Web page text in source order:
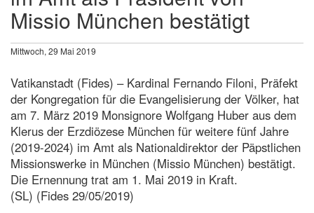
Missio München bestätigt
Mittwoch, 29 Mai 2019
Vatikanstadt (Fides) – Kardinal Fernando Filoni, Präfekt
der Kongregation für die Evangelisierung der Völker, hat
am 7. März 2019 Monsignore Wolfgang Huber aus dem
Klerus der Erzdiözese München für weitere fünf Jahre
(2019-2024) im Amt als Nationaldirektor der Päpstlichen
Missionswerke in München (Missio München) bestätigt.
Die Ernennung trat am 1. Mai 2019 in Kraft.
(SL) (Fides 29/05/2019)